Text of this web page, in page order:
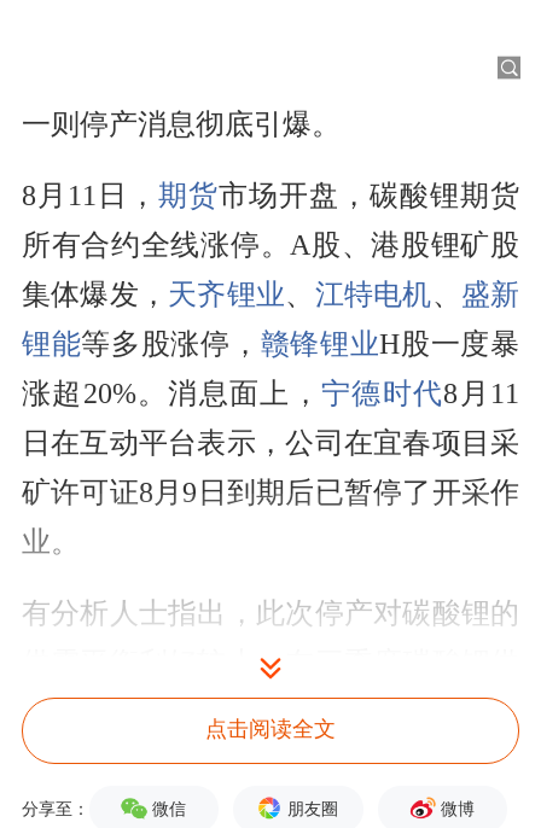
一则停产消息彻底引爆。
8月11日， 期货市场开盘，碳酸锂期货
所有合约全线涨停。A股、港股锂矿股
集体爆发， 天齐锂业、 江特电机、 盛新
锂能等多股涨停， 赣锋锂业H股一度暴
涨超20%。消息面上，宁德时代8月11
日在互动平台表示，公司在宜春项目采
矿许可证8月9日到期后已暂停了开采作
业。
有分析人士指出，此次停产对碳酸锂的
供需平衡利好较大。在三季度碳酸锂供
需紧平衡的背景下，此次停产或造成单
月数千吨的供应缺口。供给扰动叠加传
统补库季节来临，锂价短期反弹空间较
点击阅读全文
分享至： 微信 朋友圈 微博